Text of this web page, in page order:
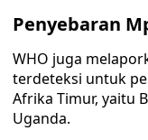
Penyebaran
WHO juga
terdeteksi untuk
Afrika Timur, yaitu
Uganda.